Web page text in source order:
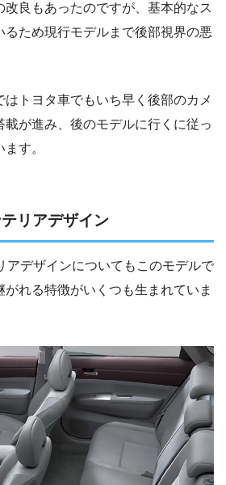
良もあったのですが、基本的なス
るため現行モデルまで後部視界の悪
はトヨタ車でもいち早く後部のカメ
載が進み、後のモデルに行くに従っ
す。
リアデザイン
アデザインについてもこのモデルで
れる特徴がいくつも生まれていま